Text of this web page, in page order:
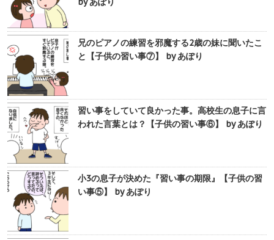
兄のピアノの練習を邪魔する2歳の妹に聞いたこ
と【子供の習い事⑦】 by あぽり
習い事をしていて良かった事。高校生の息子に言
われた言葉とは？【子供の習い事⑥】 by あぽり
小3の息子が決めた『習い事の期限』【子供の習
い事⑤】 by あぽり